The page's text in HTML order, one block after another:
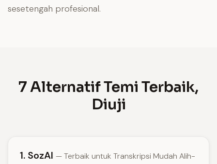
sesetengah profesional.
7 Alternatif Temi Terbaik,
Diuji
1. SozAI — Terbaik untuk Transkripsi Mudah Alih-